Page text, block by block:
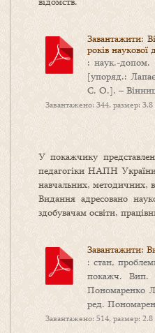
Завантажити:
років наукової
: наук.-
[упоряд.:
С. О.]. –
Завантажено: 344, размер:
У покажчику
педагогіки НАПН України
навчальних, методичних,
Видання адресовано
здобувачам освіти,
Завантажити:
: стан,
покажч.
Пономаренко
ред.
Завантажено: 514, размер: